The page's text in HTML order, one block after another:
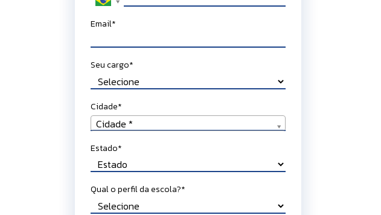
Email*
Seu cargo*
Cidade*
Cidade *
Cidade*
Estado*
Qual o perfil da escola?*